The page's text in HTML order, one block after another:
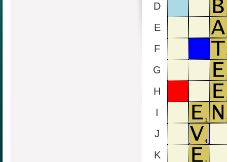
D
E
F
G
H
I
J
K